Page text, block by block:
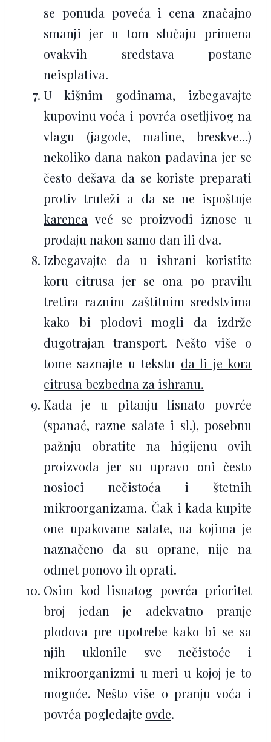
se ponuda poveća i cena značajno
smanji jer u tom slučaju primena
ovakvih sredstava postane
neisplativa.
U kišnim godinama, izbegavajte
kupovinu voća i povrća osetljivog na
vlagu (jagode, maline, breskve…)
nekoliko dana nakon padavina jer se
često dešava da se koriste preparati
protiv truleži a da se ne ispoštuje
karenca već se proizvodi iznose u
prodaju nakon samo dan ili dva.
Izbegavajte da u ishrani koristite
koru citrusa jer se ona po pravilu
tretira raznim zaštitnim sredstvima
kako bi plodovi mogli da izdrže
dugotrajan transport. Nešto više o
tome saznajte u tekstu da li je kora
citrusa bezbedna za ishranu.
Kada je u pitanju lisnato povrće
(spanać, razne salate i sl.), posebnu
pažnju obratite na higijenu ovih
proizvoda jer su upravo oni često
nosioci nečistoća i štetnih
mikroorganizama. Čak i kada kupite
one upakovane salate, na kojima je
naznačeno da su oprane, nije na
odmet ponovo ih oprati.
Osim kod lisnatog povrća prioritet
broj jedan je adekvatno pranje
plodova pre upotrebe kako bi se sa
njih uklonile sve nečistoće i
mikroorganizmi u meri u kojoj je to
moguće. Nešto više o pranju voća i
povrća pogledajte ovde.